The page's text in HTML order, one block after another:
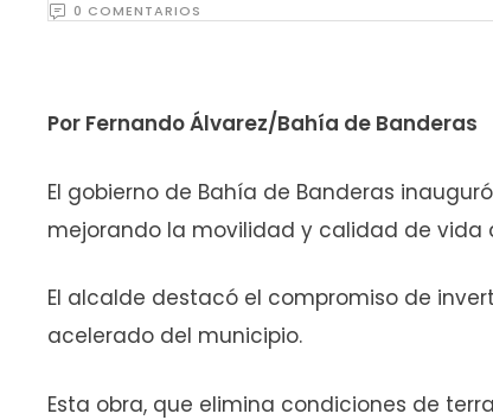
0 COMENTARIOS
Por Fernando Álvarez/Bahía de Banderas
El gobierno de Bahía de Banderas
mejorando la movilidad y calidad de vida
El alcalde destacó el compromiso de
acelerado del municipio.
Esta obra, que elimina condiciones de